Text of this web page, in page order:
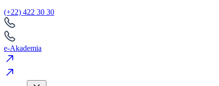
(+22) 422 30 30
e-Akademia